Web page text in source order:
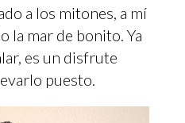
a los mitones, a mí
la mar de bonito. Ya
es un disfrute
puesto.